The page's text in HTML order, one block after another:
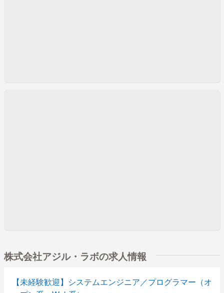
株式会社アジル・ラボの求人情報
【未経験歓迎】システムエンジニア／プログラマー（オ